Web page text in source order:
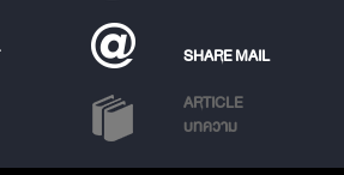
SHARE MAIL
ARTICLE
บทความ